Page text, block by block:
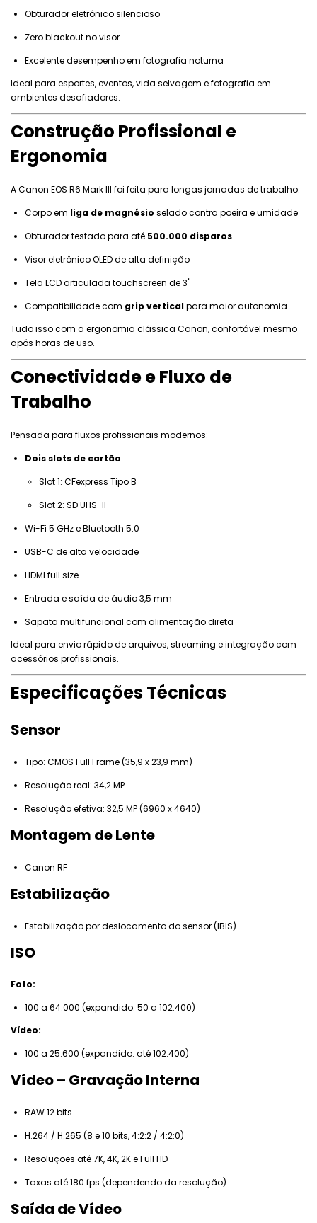
Obturador eletrônico silencioso
Zero blackout no visor
Excelente desempenho em fotografia noturna
Ideal para esportes, eventos, vida selvagem e fotografia em
ambientes desafiadores.
Construção Profissional e
Ergonomia
A Canon EOS R6 Mark III foi feita para longas jornadas de trabalho:
Corpo em liga de magnésio selado contra poeira e umidade
Obturador testado para até 500.000 disparos
Visor eletrônico OLED de alta definição
Tela LCD articulada touchscreen de 3"
Compatibilidade com grip verticalpara maior autonomia
Tudo isso com a ergonomia clássica Canon, confortável mesmo
após horas de uso.
Conectividade e Fluxo de
Trabalho
Pensada para fluxos profissionais modernos:
Dois slots de cartão
Slot 1: CFexpress Tipo B
Slot 2: SD UHS-II
Wi-Fi 5 GHz e Bluetooth 5.0
USB-C de alta velocidade
HDMI full size
Entrada e saída de áudio 3,5 mm
Sapata multifuncional com alimentação direta
Ideal para envio rápido de arquivos, streaming e integração com
acessórios profissionais.
Especificações Técnicas
Sensor
Tipo: CMOS Full Frame (35,9 x 23,9 mm)
Resolução real: 34,2 MP
Resolução efetiva: 32,5 MP (6960 x 4640)
Montagem de Lente
Canon RF
Estabilização
Estabilização por deslocamento do sensor (IBIS)
ISO
Foto:
100 a 64.000 (expandido: 50 a 102.400)
Vídeo:
100 a 25.600 (expandido: até 102.400)
Vídeo – Gravação Interna
RAW 12 bits
H.264 / H.265 (8 e 10 bits, 4:2:2 / 4:2:0)
Resoluções até 7K, 4K, 2K e Full HD
Taxas até 180 fps (dependendo da resolução)
Saída de Vídeo